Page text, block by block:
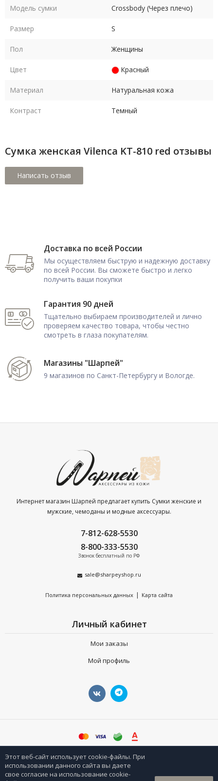
Модель сумки Crossbody (Через плечо)
Размер S
Пол Женщины
Цвет Красный
Материал Натуральная кожа
Контраст Темный
Сумка женская Vilenca KT-810 red отзывы
Доставка по всей России
Мы осуществляем быструю и надежную доставку
по всей России. Вы сможете быстро и легко
получить ваши покупки
Гарантия 90 дней
Тщательно выбираем производителей и лично
проверяем качество товара, чтобы честно
смотреть в глаза покупателям.
Магазины "Шарпей"
9 магазинов по Санкт-Петербургу и Вологде.
Интернет магазин Шарпей предлагает купить Сумки женские и
мужские, чемоданы и модные аксессуары.
7-812-628-5530
8-800-333-5530
Звонок бесплатный по РФ
sale@sharpeyshop.ru
Политика персональных данных | Карта сайта
Личный кабинет
Мои заказы
Мой профиль
©sharpeyshop.ru
Этот веб-сайт использует cookie-файлы. При
использовании данного сайта вы даете
свое согласие на использование cookie-